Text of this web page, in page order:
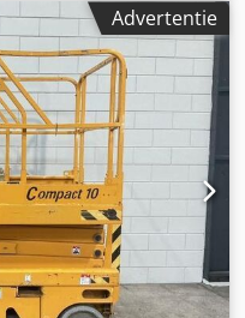
Optische staat: zeer
EXW Laatste
DE Meer
Machinery voor meer
= - Onderflessen =
Bouwjaar 2020 * Accu-
m vacuüm hoogte * 360°
2 x 100 mm * 2
met hijshaak *
860 kg *
geldig tot oktober 2026
Advertentie